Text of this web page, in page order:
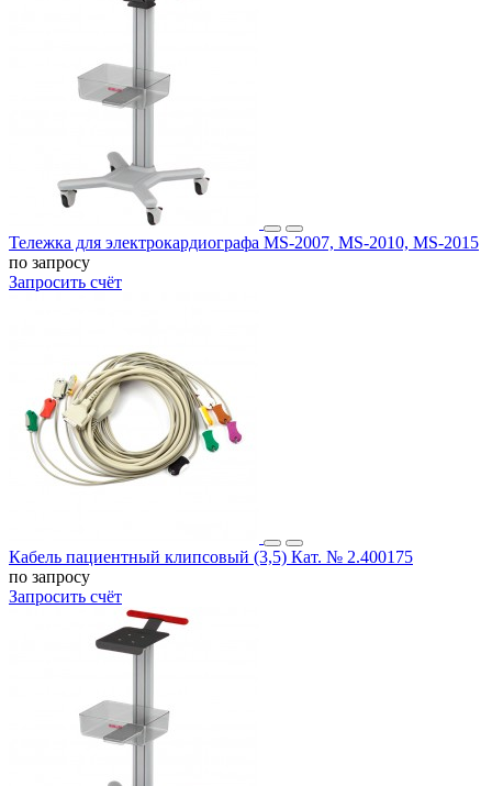
Тележка для электрокардиографа MS-2007, MS-2010, MS-2015
по запросу
Запросить счёт
Кабель пациентный клипсовый (3,5) Кат. № 2.400175
по запросу
Запросить счёт